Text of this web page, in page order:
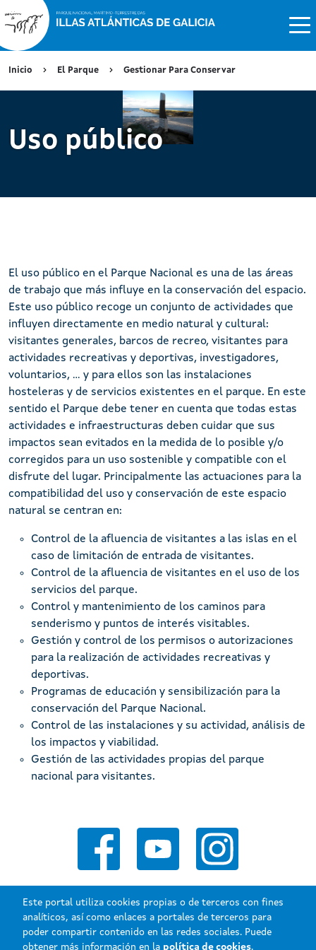
Este portal utiliza cookies propias o de terceros con fines
analíticos, así como enlaces a portales de terceros para
poder compartir contenido en las redes sociales. Puede
obtener más información en la política de cookies.
Inicio El Parque Gestionar Para Conservar
Uso público
El uso público en el Parque Nacional es una de las áreas
de trabajo que más influye en la conservación del espacio.
Este uso público recoge un conjunto de actividades que
influyen directamente en medio natural y cultural:
visitantes generales, barcos de recreo, visitantes para
actividades recreativas y deportivas, investigadores,
voluntarios, ... y para ellos son las instalaciones
hosteleras y de servicios existentes en el parque. En este
sentido el Parque debe tener en cuenta que todas estas
actividades e infraestructuras deben cuidar que sus
impactos sean evitados en la medida de lo posible y/o
corregidos para un uso sostenible y compatible con el
disfrute del lugar. Principalmente las actuaciones para la
compatibilidad del uso y conservación de este espacio
natural se centran en:
Control de la afluencia de visitantes a las islas en el
caso de limitación de entrada de visitantes.
Control de la afluencia de visitantes en el uso de los
servicios del parque.
Control y mantenimiento de los caminos para
senderismo y puntos de interés visitables.
Gestión y control de los permisos o autorizaciones
para la realización de actividades recreativas y
deportivas.
Programas de educación y sensibilización para la
conservación del Parque Nacional.
Control de las instalaciones y su actividad, análisis de
los impactos y viabilidad.
Gestión de las actividades propias del parque
nacional para visitantes.
Xunta de Galicia. Información mantenida y publicada en internet por la